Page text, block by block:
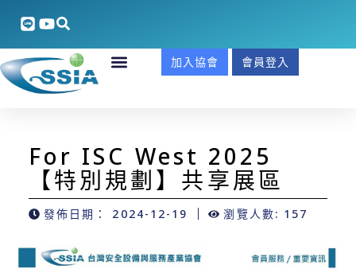
加入協會 會員登入
For ISC West 2025
【特別規劃】共享展區
發佈日期： 2024-12-19 瀏覽人數: 157